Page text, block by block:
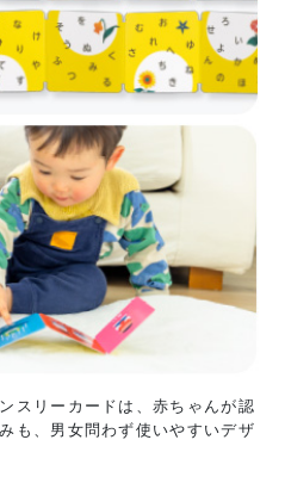
スリーカードは、赤ちゃんが認
も、男女問わず使いやすいデザ